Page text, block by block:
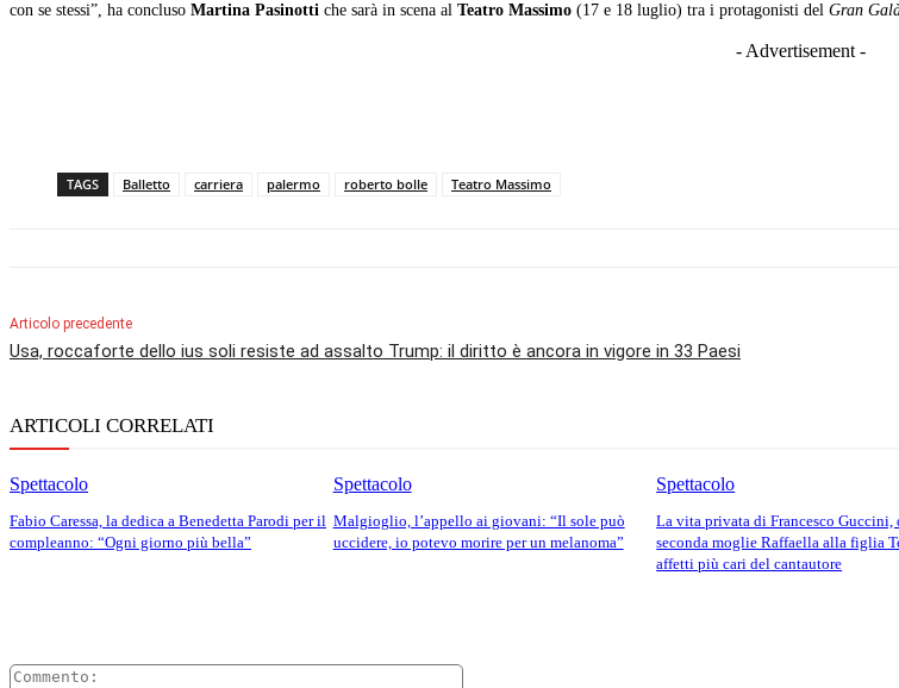
con se stessi”, ha concluso Martina Pasinotti che sarà in scena al Teatro Massimo (17 e 18 luglio) tra i protagonisti del Gran
- Advertisement -
TAGS Balletto carriera palermo roberto bolle Teatro Massimo
Articolo precedente
Usa, roccaforte dello ius soli resiste ad assalto Trump: il diritto è ancora in vigore in 33 Paesi
ARTICOLI CORRELATI
Spettacolo
Fabio Caressa, la dedica a Benedetta Parodi per il
compleanno: “Ogni giorno più bella”
Spettacolo
Malgioglio, l’appello ai giovani: “Il sole può
uccidere, io potevo morire per un melanoma”
Spettacolo
La vita privata di Francesco Guccini,
seconda moglie Raffaella alla figlia
affetti più cari del cantautore
Commento: